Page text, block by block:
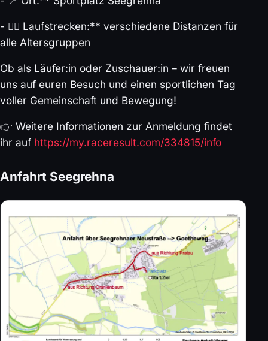
- 🏃‍♀️ Laufstrecken:** verschiedene Distanzen für
alle Altersgruppen
Ob als Läufer:in oder Zuschauer:in – wir freuen
uns auf euren Besuch und einen sportlichen Tag
voller Gemeinschaft und Bewegung!
👉 Weitere Informationen zur Anmeldung findet
ihr auf https://my.raceresult.com/334815/info
Anfahrt Seegrehna